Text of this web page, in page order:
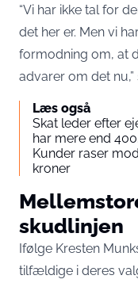
“Vi har ikke tal for
det her er. Men vi
formodning om, at
advarer om det
Læs også
Skat leder efter
har mere end
Kunder raser
kroner
skudlinjen
Ifølge Kresten
tilfældige i deres